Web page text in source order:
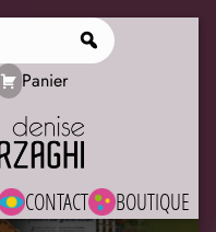
CONTACT BOUTIQUE
Panier